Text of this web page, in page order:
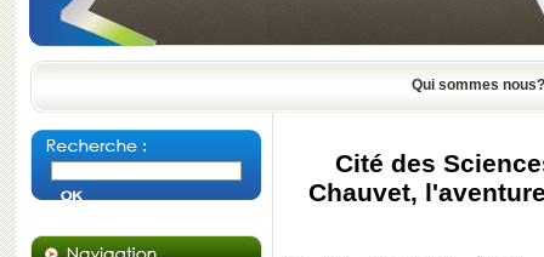
Qui sommes nous?
Cité des
Chauvet,